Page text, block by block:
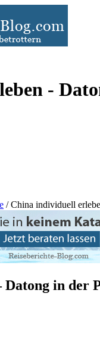
-
/ China individuell
in der